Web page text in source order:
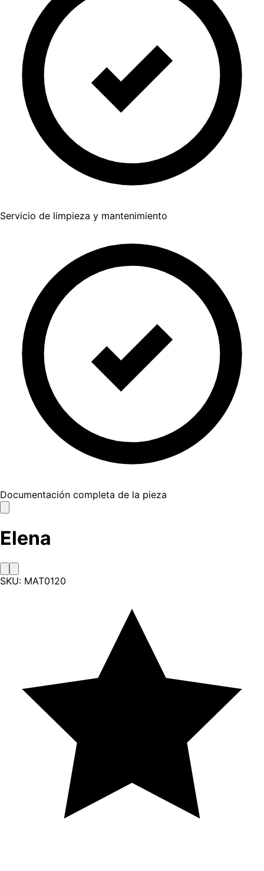
Servicio de limpieza y mantenimiento
Documentación completa de la pieza
Elena
SKU: MAT0120